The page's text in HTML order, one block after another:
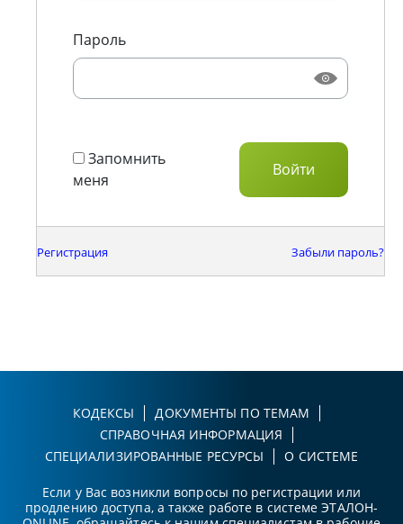
Пароль
Запомнить
меня
Регистрация Забыли пароль?
КОДЕКСЫ
ДОКУМЕНТЫ ПО ТЕМАМ
СПРАВОЧНАЯ ИНФОРМАЦИЯ
СПЕЦИАЛИЗИРОВАННЫЕ РЕСУРСЫ
О СИСТЕМЕ
Если у Вас возникли вопросы по регистрации или
продлению доступа, а также работе в системе ЭТАЛОН-